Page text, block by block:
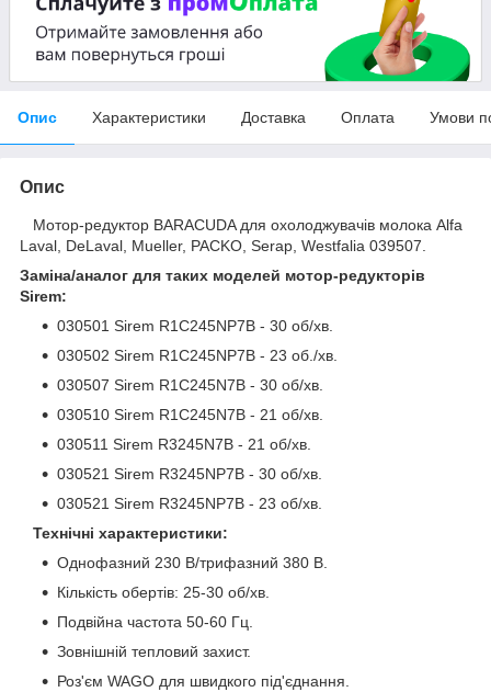
Опис Характеристики Доставка Оплата Умови
Опис
Мотор-редуктор BARACUDA для охолоджувачів молока Alfa
Laval, DeLaval, Mueller, PACKO, Serap, Westfalia 039507.
Заміна/аналог для таких моделей мотор-редукторів
Sirem:
030501 Sirem R1C245NP7B - 30 об/хв.
030502 Sirem R1C245NP7B - 23 об./хв.
030507 Sirem R1C245N7B - 30 об/хв.
030510 Sirem R1C245N7B - 21 об/хв.
030511 Sirem R3245N7B - 21 об/хв.
030521 Sirem R3245NP7B - 30 об/хв.
030521 Sirem R3245NP7B - 23 об/хв.
Технічні характеристики:
Однофазний 230 В/трифазний 380 В.
Кількість обертів: 25-30 об/хв.
Подвійна частота 50-60 Гц.
Зовнішній тепловий захист.
Роз'єм WAGO для швидкого під'єднання.